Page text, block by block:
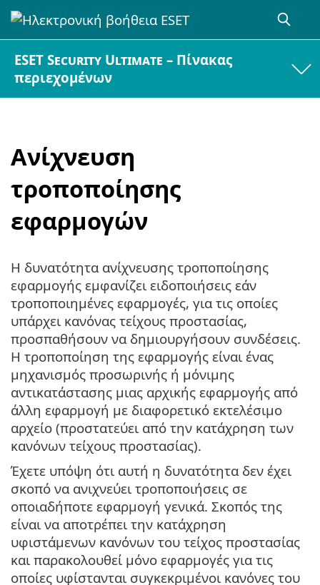
ESET Security Ultimate – Πίνακας
περιεχομένων
Ανίχνευση
τροποποίησης
εφαρμογών
Η δυνατότητα ανίχνευσης τροποποίησης
εφαρμογής εμφανίζει ειδοποιήσεις εάν
τροποποιημένες εφαρμογές, για τις οποίες
υπάρχει κανόνας τείχους προστασίας,
προσπαθήσουν να δημιουργήσουν συνδέσεις.
Η τροποποίηση της εφαρμογής είναι ένας
μηχανισμός προσωρινής ή μόνιμης
αντικατάστασης μιας αρχικής εφαρμογής από
άλλη εφαρμογή με διαφορετικό εκτελέσιμο
αρχείο (προστατεύει από την κατάχρηση των
κανόνων τείχους προστασίας).
Έχετε υπόψη ότι αυτή η δυνατότητα δεν έχει
σκοπό να ανιχνεύει τροποποιήσεις σε
οποιαδήποτε εφαρμογή γενικά. Σκοπός της
είναι να αποτρέπει την κατάχρηση
υφιστάμενων κανόνων του τείχος προστασίας
και παρακολουθεί μόνο εφαρμογές για τις
οποίες υφίστανται συγκεκριμένοι κανόνες του